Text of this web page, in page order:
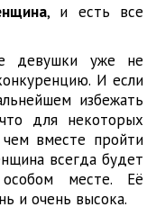
, и есть все
девушки уже не
И если
избежать
для некоторых
чем вместе пройти
всегда будет
месте. Её
и очень высока.